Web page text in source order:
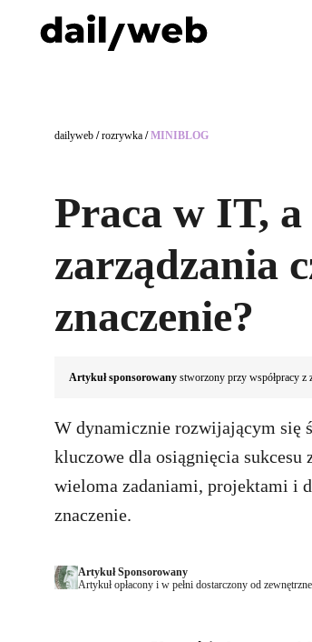
dailyweb /rozrywka /MINIBLOG
Praca w IT,
zarządzania
znaczenie?
Artykuł sponsorowany stworzony przy współpracy z
W dynamicznie rozwijającym się
kluczowe dla osiągnięcia sukcesu
wieloma zadaniami, projektami i
znaczenie.
Artykuł Sponsorowany
Artykuł opłacony i w pełni dostarczony od